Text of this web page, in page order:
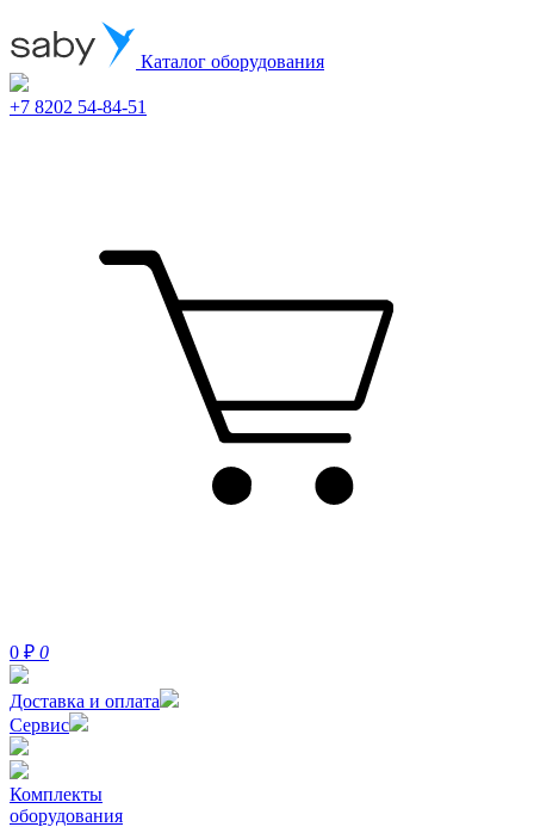
Каталог оборудования
+7 8202 54-84-51
0 ₽ 0
Доставка и оплата
Сервис
Комплекты
оборудования